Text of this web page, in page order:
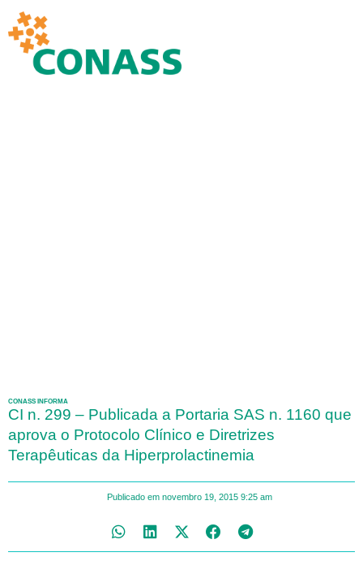
CONASS INFORMA
CI n. 299 – Publicada a Portaria SAS n. 1160 que
aprova o Protocolo Clínico e Diretrizes
Terapêuticas da Hiperprolactinemia
Publicado em novembro 19, 2015 9:25 am